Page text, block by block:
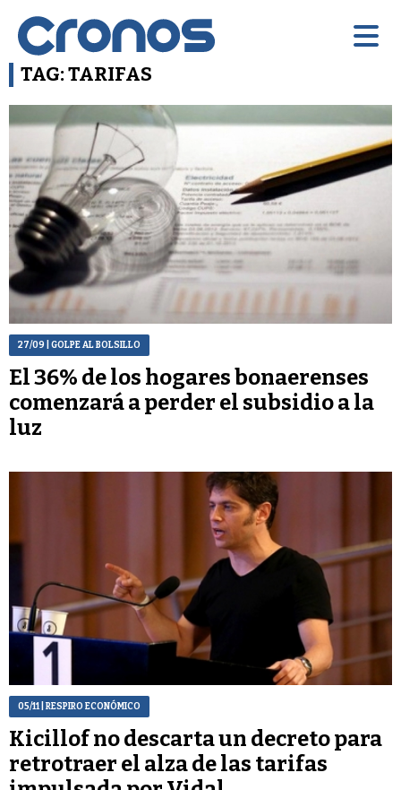
TAG: TARIFAS
27/09 | GOLPE AL BOLSILLO
El 36% de los hogares bonaerenses
comenzará a perder el subsidio a la
luz
05/11| RESPIRO ECONÓMICO
Kicillof no descarta un decreto para
retrotraer el alza de las tarifas